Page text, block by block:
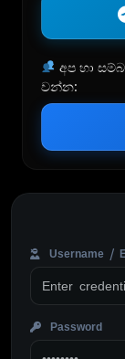
අප හා
වන්න:
Username /
Password